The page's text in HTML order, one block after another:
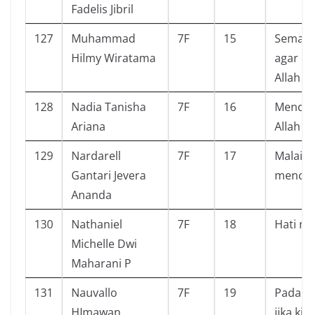
Fadelis Jibril
127
Muhammad
Hilmy Wiratama
7F 15
agar
Allah
128
Nadia Tanisha
Ariana
7F 16
Allah
129
Nardarell
Gantari Jevera
Ananda
7F 17
130
Nathaniel
Michelle Dwi
Maharani P
7F 18 Hati
131
Nauvallo
7F 19
Pada